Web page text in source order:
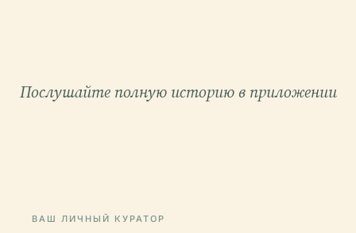
Послушайте полную историю в приложении
ВАШ ЛИЧНЫЙ КУРАТОР